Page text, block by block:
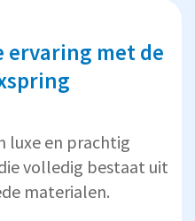
ervaring met de
luxe en prachtig
volledig bestaat uit
materialen.